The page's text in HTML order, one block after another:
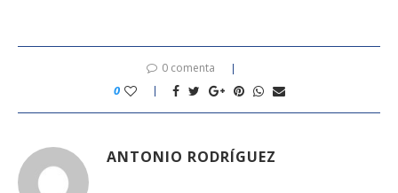
0 comenta
0
ANTONIO RODRÍGUEZ